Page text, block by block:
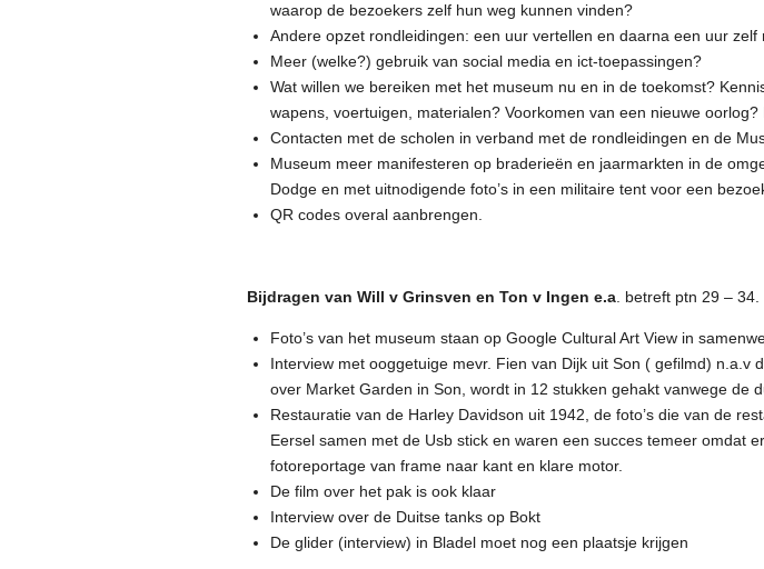
waarop de bezoekers zelf hun weg kunnen vinden?
Andere opzet rondleidingen: een uur vertellen en daarna een uur
Meer (welke?) gebruik van social media en ict-toepassingen?
Wat willen we bereiken met het museum nu en in de toekomst?
wapens, voertuigen, materialen? Voorkomen van een nieuwe
Contacten met de scholen in verband met de rondleidingen en de
Museum meer manifesteren op braderieën en jaarmarkten in de
Dodge en met uitnodigende foto’s in een militaire tent voor een
QR codes overal aanbrengen.
Bijdragen van Will v Grinsven en Ton v Ingen e.a . betreft ptn 29 – 34.
Foto’s van het museum staan op Google Cultural Art View in
Interview met ooggetuige mevr. Fien van Dijk uit Son ( gefilmd)
over Market Garden in Son, wordt in 12 stukken gehakt vanwege de
Restauratie van de Harley Davidson uit 1942, de foto’s die van de
Eersel samen met de Usb stick en waren een succes temeer omdat
fotoreportage van frame naar kant en klare motor.
De film over het pak is ook klaar
Interview over de Duitse tanks op Bokt
De glider (interview) in Bladel moet nog een plaatsje krijgen